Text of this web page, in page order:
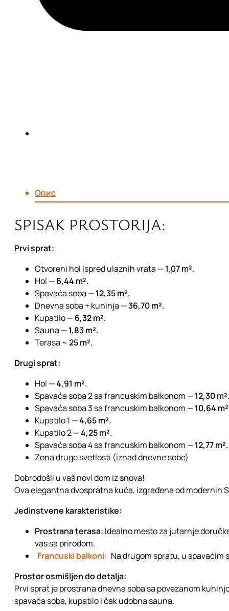
Опис
SPISAK PROSTORIJA:
Prvi sprat:
Otvoreni hol ispred ulaznih vrata —1,07 m².
Hol —6,44 m².
Spavaća soba —12,35 m².
Dnevna soba + kuhinja —36,70 m².
Kupatilo —6,32 m².
Sauna —1,83 m².
Terasa ~ 25 m².
Drugi sprat:
Hol —4,91 m².
Spavaća soba 2 sa francuskim balkonom —12,30
Spavaća soba 3 sa francuskim balkonom —10,64
Kupatilo 1 —4,65 m².
Kupatilo 2 —4,25 m².
Spavaća soba 4 sa francuskim balkonom —12,77 m².
Zona druge svetlosti (iznad dnevne sobe)
Dobrodošli u vaš novi dom iz snova!
Ova elegantna dvospratna kuća, izgrađena od
Jedinstvene karakteristike:
Prostrana terasa: Idealno mesto za jutarnje
vas sa prirodom.
Francuski balkoni: Na drugom spratu, u
Prostor osmišljen do detalja:
Prvi sprat je prostrana dnevna soba sa povezanom
spavaća soba, kupatilo i čak udobna sauna.